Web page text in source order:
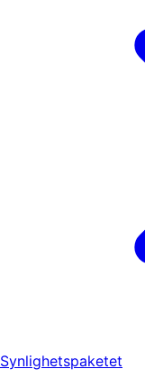
Synlighetspaketet